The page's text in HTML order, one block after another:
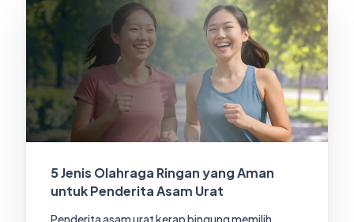
5 Jenis Olahraga Ringan yang Aman
untuk Penderita Asam Urat
Penderita asam urat kerap bingung memilih